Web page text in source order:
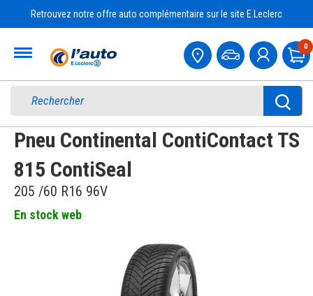
Retrouvez notre offre auto complémentaire sur le site E.Leclerc
0
Pneu Continental ContiContact TS
815 ContiSeal
205 /60 R16 96V
En stock web